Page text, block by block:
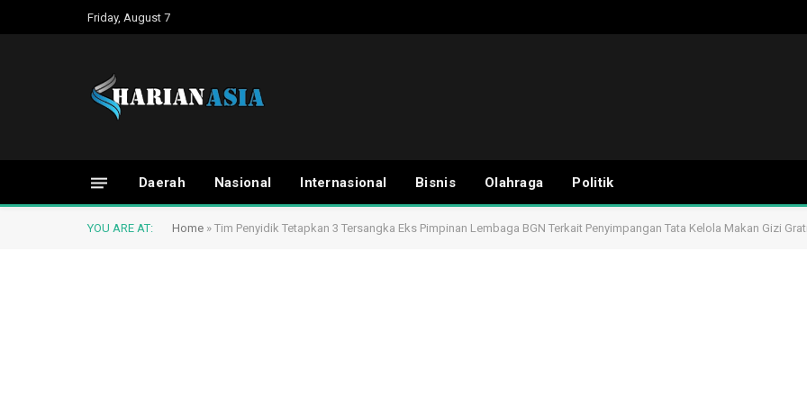
Friday, August 7
Daerah Nasional Internasional Bisnis Olahraga Politik
YOU ARE AT: Home » Tim Penyidik Tetapkan 3 Tersangka Eks Pimpinan Lembaga BGN Terkait Penyimpangan Tata Kelola Makan Gizi